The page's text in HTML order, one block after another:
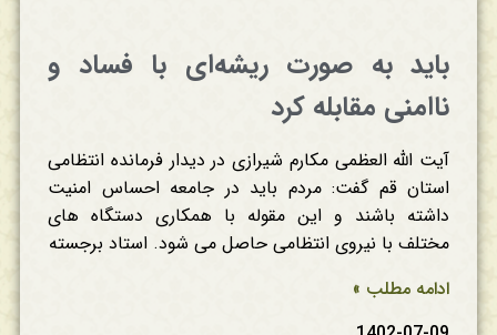
باید به صورت ریشه‌ای با فساد و
ناامنی مقابله کرد
آیت الله العظمی مکارم شیرازی در دیدار فرمانده انتظامی
استان قم گفت: مردم باید در جامعه احساس امنیت
داشته باشند و این مقوله با همکاری دستگاه های
مختلف با نیروی انتظامی حاصل می شود. استاد برجسته
ادامه مطلب »